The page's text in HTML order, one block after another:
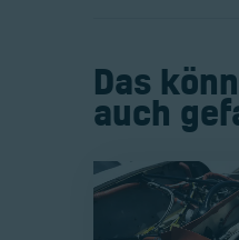
Das
auch